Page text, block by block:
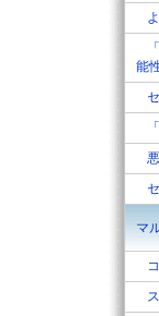
能
マ